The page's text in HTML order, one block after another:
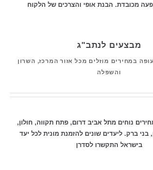
מכובדת. הבנת אופי והצרכים של הלקוח
מבצעים לנתב"ג
במחירים מוזלים מכל אזור המרכז, השרון
והשפלה
נוחים מתל אביב דרום, פתח תקווה, חולון,
בני ברק. ליעדים שונים להזמנת מונית לכל יעד
בישראל התקשרו לסדרן